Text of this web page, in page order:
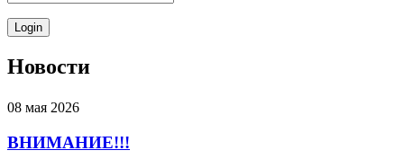
Новости
08 мая 2026
ВНИМАНИЕ!!!